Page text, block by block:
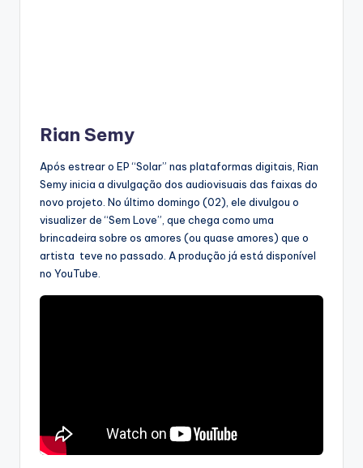
Rian Semy
Após estrear o EP “Solar” nas plataformas digitais, Rian
Semy inicia a divulgação dos audiovisuais das faixas do
novo projeto. No último domingo (02), ele divulgou o
visualizer de “Sem Love”, que chega como uma
brincadeira sobre os amores (ou quase amores) que o
artista teve no passado. A produção já está disponível
no YouTube.